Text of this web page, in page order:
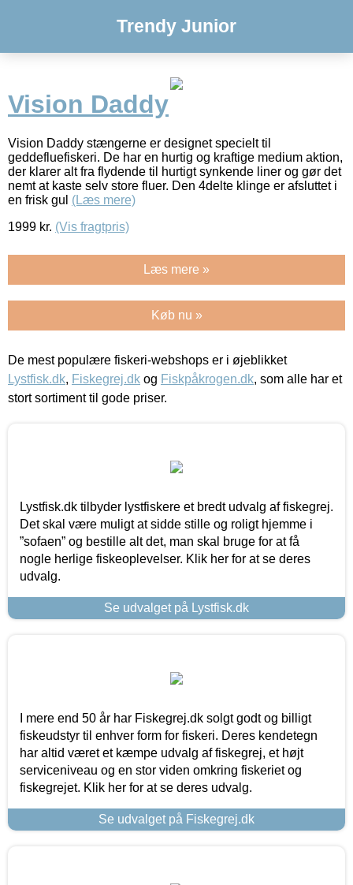
Trendy Junior
Vision Daddy
Vision Daddy stængerne er designet specielt til
geddefluefiskeri. De har en hurtig og kraftige medium aktion,
der klarer alt fra flydende til hurtigt synkende liner og gør det
nemt at kaste selv store fluer. Den 4delte klinge er afsluttet i
en frisk gul (Læs mere)
1999 kr. (Vis fragtpris)
Læs mere »
Køb nu »
De mest populære fiskeri-webshops er i øjeblikket
Lystfisk.dk, Fiskegrej.dk og Fiskpåkrogen.dk, som alle har et
stort sortiment til gode priser.
Lystfisk.dk tilbyder lystfiskere et bredt udvalg af fiskegrej.
Det skal være muligt at sidde stille og roligt hjemme i
”sofaen” og bestille alt det, man skal bruge for at få
nogle herlige fiskeoplevelser. Klik her for at se deres
udvalg.
Se udvalget på Lystfisk.dk
I mere end 50 år har Fiskegrej.dk solgt godt og billigt
fiskeudstyr til enhver form for fiskeri. Deres kendetegn
har altid været et kæmpe udvalg af fiskegrej, et højt
serviceniveau og en stor viden omkring fiskeriet og
fiskegrejet. Klik her for at se deres udvalg.
Se udvalget på Fiskegrej.dk